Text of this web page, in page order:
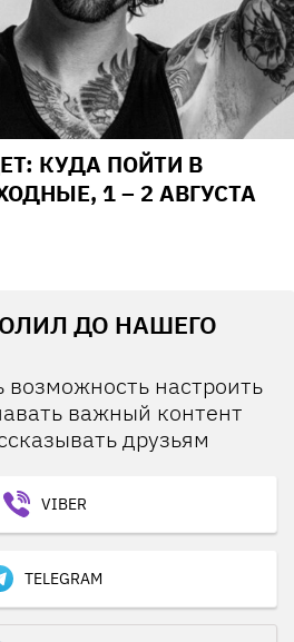
КУДА ПОЙТИ В
1 – 2 АВГУСТА
ДО НАШЕГО
возможность настроить
важный контент
друзьям
VIBER
TELEGRAM